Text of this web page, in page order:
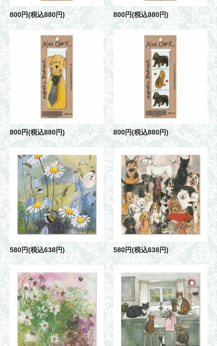
800円(税込880円) 800円(税込880円)
800円(税込880円) 800円(税込880円)
580円(税込638円) 580円(税込638円)